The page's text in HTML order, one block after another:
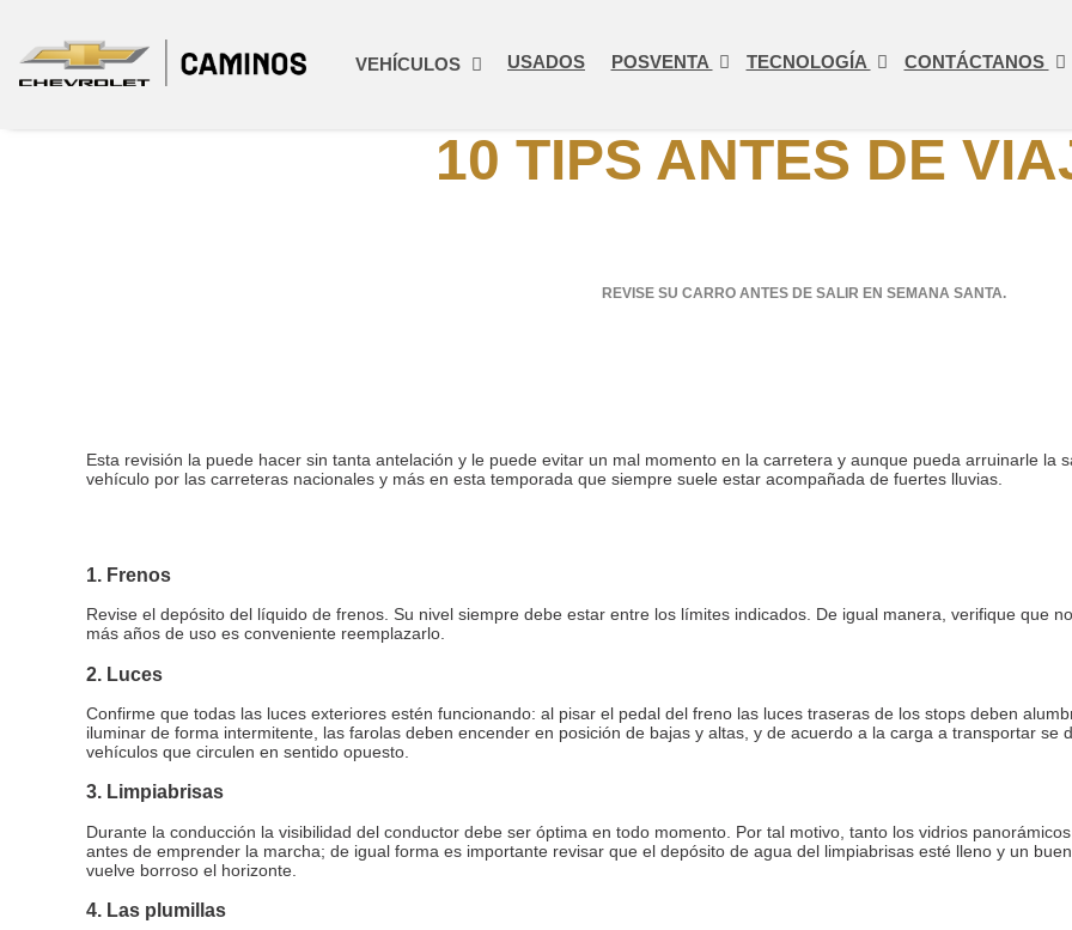
VEHÍCULOS USADOS POSVENTA TECNOLOGÍA CONTÁCTANOS
10 TIPS ANTES DE
REVISE SU CARRO ANTES DE SALIR EN SEMANA SANTA.
Esta revisión la puede hacer sin tanta antelación y le puede evitar un mal momento en la carretera y aunque pueda arruinarle la
vehículo por las carreteras nacionales y más en esta temporada que siempre suele estar acompañada de fuertes lluvias.
1. Frenos
Revise el depósito del líquido de frenos. Su nivel siempre debe estar entre los límites indicados. De igual manera, verifique que
más años de uso es conveniente reemplazarlo.
2. Luces
Confirme que todas las luces exteriores estén funcionando: al pisar el pedal del freno las luces traseras de los stops deben
iluminar de forma intermitente, las farolas deben encender en posición de bajas y altas, y de acuerdo a la carga a transportar
vehículos que circulen en sentido opuesto.
3. Limpiabrisas
Durante la conducción la visibilidad del conductor debe ser óptima en todo momento. Por tal motivo, tanto los vidrios
antes de emprender la marcha; de igual forma es importante revisar que el depósito de agua del limpiabrisas esté lleno y un
vuelve borroso el horizonte.
4. Las plumillas